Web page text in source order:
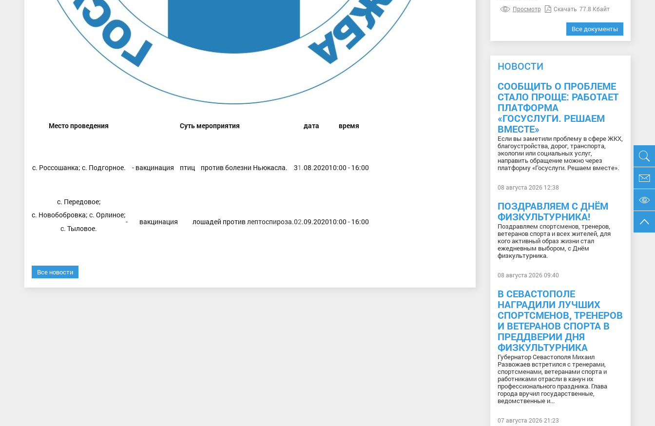
Место проведения Суть мероприятия дата время
с. Россошанка; с. Подгорное. - вакцинация птиц против болезни Ньюкасла. 31.08.202010:00 - 16:00
с. Передовое;
с. Новобобровка; с. Орлиное;
с. Тыловое.
- вакцинация лошадей противлептоспироза.02.09.202010:00- 16:00
Все новости
Просмотр Скачать 77.8 Кбайт
Все документы
НОВОСТИ
СООБЩИТЬ О ПРОБЛЕМЕ
СТАЛО ПРОЩЕ: РАБОТАЕТ
ПЛАТФОРМА
«ГОСУСЛУГИ. РЕШАЕМ
ВМЕСТЕ»
Если вы заметили проблему в сфере ЖКХ,
благоустройства, дорог, транспорта,
экологии или социальных услуг,
направить обращение можно через
платформу «Госуслуги. Решаем вместе».
08 августа 2026 12:38
ПОЗДРАВЛЯЕМ С ДНЁМ
ФИЗКУЛЬТУРНИКА!
Поздравляем спортсменов, тренеров,
ветеранов спорта и всех жителей, для
кого активный образ жизни стал
ежедневным выбором, с Днём
физкультурника.
08 августа 2026 09:40
В СЕВАСТОПОЛЕ
НАГРАДИЛИ ЛУЧШИХ
СПОРТСМЕНОВ, ТРЕНЕРОВ
И ВЕТЕРАНОВ СПОРТА В
ПРЕДДВЕРИИ ДНЯ
ФИЗКУЛЬТУРНИКА
Губернатор Севастополя Михаил
Развожаев встретился с тренерами,
спортсменами, ветеранами спорта и
работниками отрасли в канун их
профессионального праздника. Глава
города вручил государственные,
ведомственные и...
07 августа 2026 21:23